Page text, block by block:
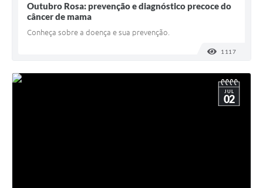
Outubro Rosa: prevenção e diagnóstico precoce do
câncer de mama
Conheça sobre a doença e sua prevenção.
1117
JUL
02